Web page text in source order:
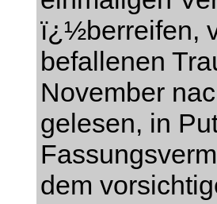
ï¿½berreifen,
befallenen
November
gelesen, in
dem